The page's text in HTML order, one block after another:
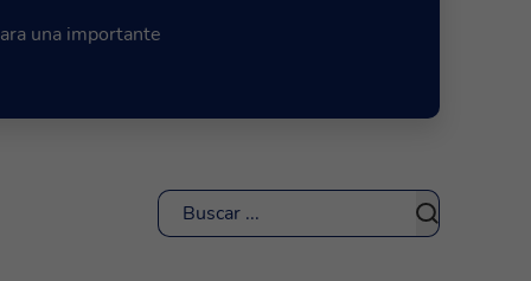
una importante
Buscar